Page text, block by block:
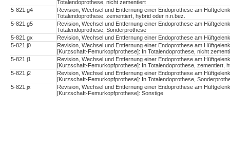
Totalendoprothese, nicht zementiert
5-821.g4
Revision, Wechsel und Entfernung einer Endoprothese am
Totalendoprothese, zementiert, hybrid oder n.n.bez.
5-821.g5
Revision, Wechsel und Entfernung einer Endoprothese am
Totalendoprothese, Sonderprothese
5-821.gx
Revision, Wechsel und Entfernung einer Endoprothese am
5-821.j0
Revision, Wechsel und Entfernung einer Endoprothese am
[Kurzschaft-Femurkopfprothese]: In Totalendoprothese, nicht
5-821.j1
Revision, Wechsel und Entfernung einer Endoprothese am
[Kurzschaft-Femurkopfprothese]: In Totalendoprothese, zementiert,
5-821.j2
Revision, Wechsel und Entfernung einer Endoprothese am
[Kurzschaft-Femurkopfprothese]: In Totalendoprothese,
5-821.jx
Revision, Wechsel und Entfernung einer Endoprothese am
[Kurzschaft-Femurkopfprothese]: Sonstige